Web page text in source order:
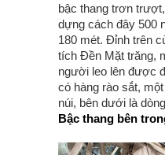
bậc thang trơn
dựng cách đây 500
180 mét. Đỉnh trên
tích Đền Mặt trăng,
người leo lên được
có hàng rào sắt,
núi, bên dưới là
Bậc thang bên